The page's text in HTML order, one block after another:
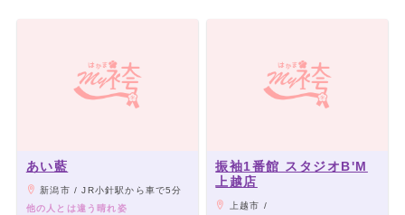
あい藍
新潟市 / JR小針駅から車で5分
他の人とは違う晴れ姿
振袖1番館 スタジオB'M
上越店
上越市 /